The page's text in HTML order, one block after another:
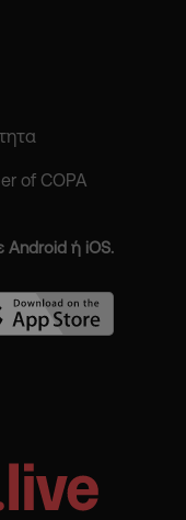
of COPA
Android ή iOS.